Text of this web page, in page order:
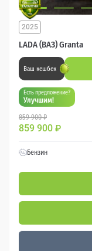
LADA (ВАЗ) Granta
2025
Ваш кешбек
Есть предложение?
Улучшим!
859 900 ₽
859 900 ₽
Бензин